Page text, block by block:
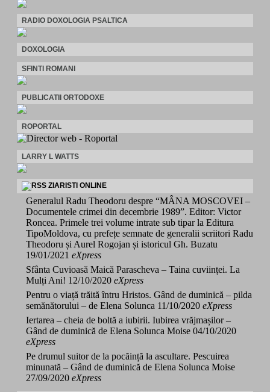
RADIO DOXOLOGIA PSALTICA
DOXOLOGIA
SFINTI ROMANI
PUBLICATII ORTODOXE
ROPORTAL
LARRY L WATTS
ZIARISTI ONLINE
Generalul Radu Theodoru despre “MÂNA MOSCOVEI –
Documentele crimei din decembrie 1989”. Editor: Victor
Roncea. Primele trei volume intrate sub tipar la Editura
TipoMoldova, cu prefețe semnate de generalii scriitori Radu
Theodoru și Aurel Rogojan și istoricul Gh. Buzatu
19/01/2021 eXpress
Sfânta Cuvioasă Maică Parascheva – Taina cuviinței. La
Mulți Ani! 12/10/2020 eXpress
Pentru o viață trăită întru Hristos. Gând de duminică – pilda
semănătorului – de Elena Solunca 11/10/2020 eXpress
Iertarea – cheia de boltă a iubirii. Iubirea vrăjmașilor –
Gând de duminică de Elena Solunca Moise 04/10/2020
eXpress
Pe drumul suitor de la pocăință la ascultare. Pescuirea
minunată – Gând de duminică de Elena Solunca Moise
27/09/2020 eXpress